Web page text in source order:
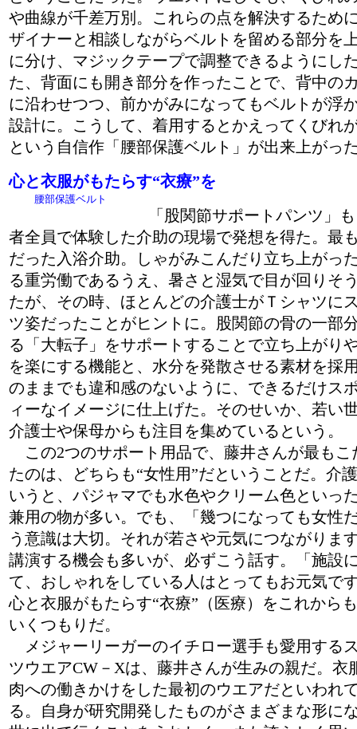
や曲線が千差万別。これらの点を解決するため
ザイナーと相談しながらベルトを留める部分を
に分け、マジックテープで調整できるようにし
た、背面にも開き部分を作ったことで、背中の
に沿わせつつ、前かがみになってもベルトが浮
設計に。こうして、着用するとかえってくびれ
という自信作「腰部保護ベルト」が出来上がっ
心と衣服がもたらす“衣療”を
腰部保護ベルト
「股関節サポートパンツ」
者全員で体験した介助の現場で発想を得た。最
だった入浴介助。しゃがみこんだり立ち上がっ
る重労働であるうえ、暑さと湿気で目が回りそ
たが、その時、ほとんどの介護士がＴシャツに
ツ姿だったことがヒントに。股関節の骨の一部
る「大転子」をサポートすることで立ち上がり
を楽にする機能と、水分を発散させる素材を採
のままでも違和感のないように、できるだけス
ィーなイメージに仕上げた。そのせいか、若い
介護士や保母からも注目を集めているという。
この2つのサポート用品で、藤井さんが最もこ
たのは、どちらも“女性用”だということだ。介
いうと、パジャマでも水色やクリーム色といっ
兼用の物が多い。でも、「幾つになっても女性
う意識は大切。それが若さや元気につながりま
講演する機会も多いが、必ずこう話す。「施設
て、おしゃれをしている人はとってもお元気で
心と衣服がもたらす“衣療”（医療）をこれから
いくつもりだ。
メジャーリーガーのイチロー選手も愛用する
ツウエアCW－Xは、藤井さんが生みの親だ。衣
肉への働きかけをした最初のウエアだといわれ
る。自身が研究開発したものがさまざまな形に